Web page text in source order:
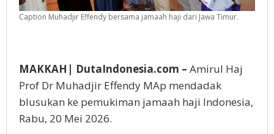
Caption Muhadjir Effendy bersama jamaah haji dari Jawa Timur.
MAKKAH| DutaIndonesia.com – Amirul Haj
Prof Dr Muhadjir Effendy MAp mendadak
blusukan ke pemukiman jamaah haji Indonesia,
Rabu, 20 Mei 2026.